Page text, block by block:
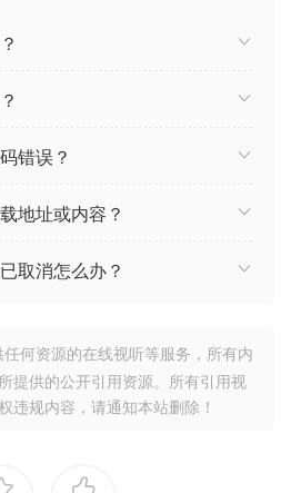
错误？
地址或内容？
取消怎么办？
何资源的在线视听等服务，所有内
提供的公开引用资源。所有引用视
违规内容，请通知本站删除！